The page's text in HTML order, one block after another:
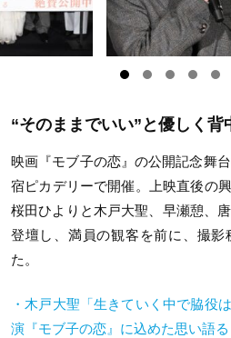
“そのままでいい”と優しく
映画『モブ子の恋』の公開記念舞
宿ピカデリーで開催。上映直後の
桜田ひよりと木戸大聖、早瀬憩、
登壇し、満員の観客を前に、撮影
た。
・木戸大聖「生きていく中で脇役
演『モブ子の恋』に込めた思い語る